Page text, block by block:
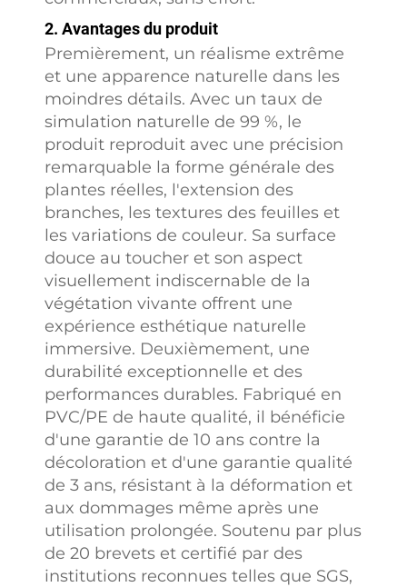
2. Avantages du produit
Premièrement, un réalisme extrême
et une apparence naturelle dans les
moindres détails. Avec un taux de
simulation naturelle de 99 %, le
produit reproduit avec une précision
remarquable la forme générale des
plantes réelles, l'extension des
branches, les textures des feuilles et
les variations de couleur. Sa surface
douce au toucher et son aspect
visuellement indiscernable de la
végétation vivante offrent une
expérience esthétique naturelle
immersive. Deuxièmement, une
durabilité exceptionnelle et des
performances durables. Fabriqué en
PVC/PE de haute qualité, il bénéficie
d'une garantie de 10 ans contre la
décoloration et d'une garantie qualité
de 3 ans, résistant à la déformation et
aux dommages même après une
utilisation prolongée. Soutenu par plus
de 20 brevets et certifié par des
institutions reconnues telles que SGS,